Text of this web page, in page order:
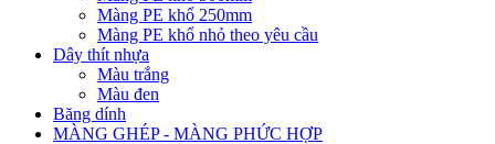
Màng PE khổ 250mm
Màng PE khổ nhỏ theo yêu cầu
Dây thít nhựa
Màu trắng
Màu đen
Băng dính
MÀNG GHÉP - MÀNG PHỨC HỢP